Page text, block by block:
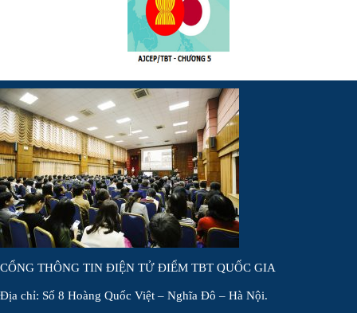
CỔNG THÔNG TIN ĐIỆN TỬ ĐIỂM TBT QUỐC GIA
Địa chỉ: Số 8 Hoàng Quốc Việt – Nghĩa Đô – Hà Nội.